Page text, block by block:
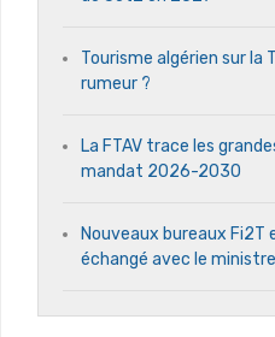
Tourisme algérien sur la
rumeur ?
La FTAV trace les
mandat 2026-2030
Nouveaux bureaux Fi2T
échangé avec le